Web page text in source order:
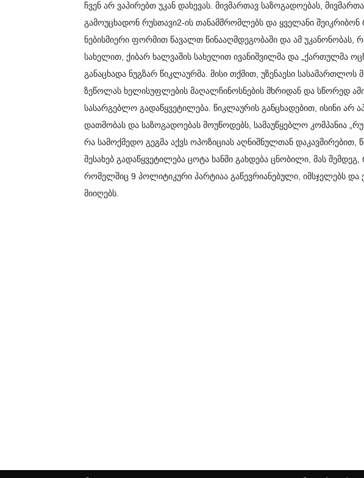
ჩვენ არ ვაპირებთ უკან დახევას. მივმართავ საზოგადოებას,
გამოუცხადონ რუსთავი2-ის თანამშრომლებს და ყველანი შეიკრიბონ
ნებისმიერი ფორმით წავალთ წინააღმდეგობაში და ამ უკანონობას,
სახელით, ქიბარ ხალვაშის სახელით ივანიშვილმა და „ქართულმა
განაცხადა ნუგზარ წიკლაურმა. მისი თქმით, უზენაესი სასამართლოს
ზეწოლას ხელისუფლების მაღალჩინოსნების მხრიდან და სწორედ
სასარგებლო გადაწყვეტილება. წიკლაურის განცხადებით, ისინი არ
დათმობას და საზოგადოებას მოუწოდებს, სამაუწყებლო კომპანია
რა სამოქმედო გეგმა აქვს ოპოზიციას აღნიშნულთან დაკავშირებით,
შესახებ გადაწყვეტილება ცოტა ხანში გახდება ცნობილი, მას
რომელშიც 9 პოლიტიკური პარტიაა გაწევრიანებული, იმსჯელებს
მიიღებს.